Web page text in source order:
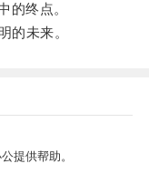
的终点。
未来。
提供帮助。